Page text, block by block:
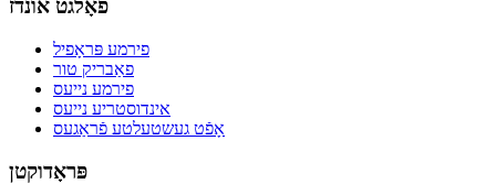
פֿאָלגט אונדז
פירמע פּראָפיל
פאַבריק טור
פירמע נייעס
אינדוסטריע נייעס
אָפֿט געשטעלטע פֿראַגעס
פּראָדוקטן